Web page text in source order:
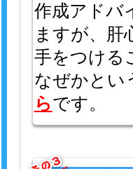
作成アドバ
ますが、肝
手をつける
なぜかとい
らです。